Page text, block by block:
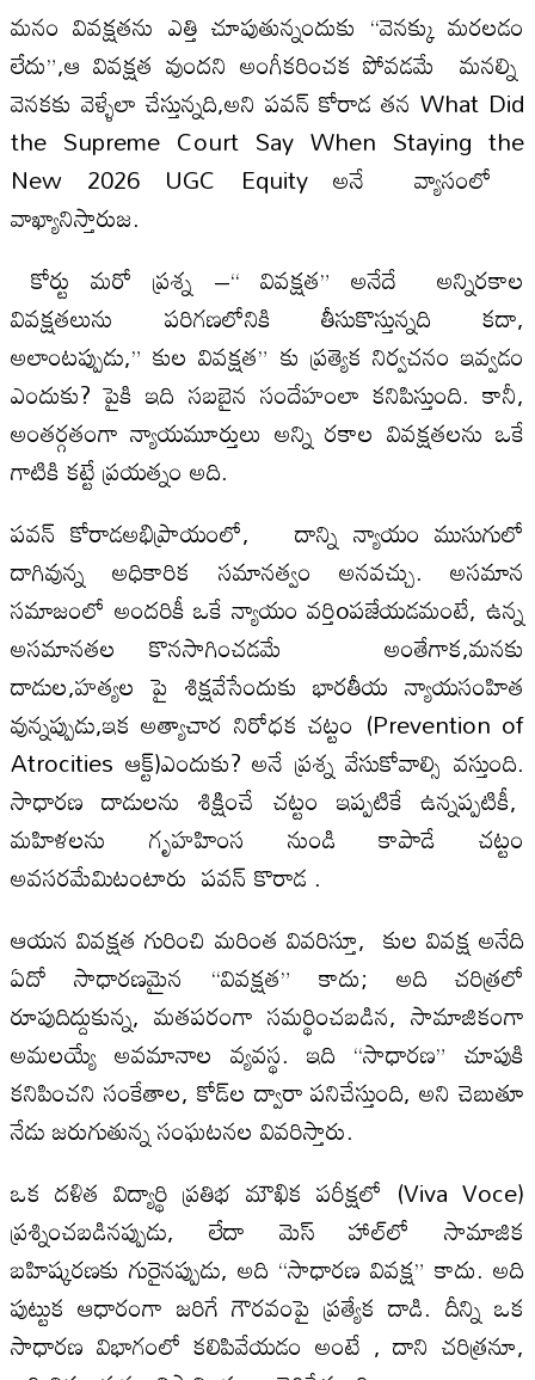
మనం వివక్షతను ఎత్తి చూపుతున్నందుకు “వెనక్కు మరలడం
లేదు”,ఆ వివక్షత వుందని అంగీకరించక పోవడమే మనల్ని
వెనకకు వెళ్ళేలా చేస్తున్నది,అని పవన్ కోరాడ తన What Did
the Supreme Court Say When Staying the
New 2026 UGC Equity అనే వ్యాసంలో
వాఖ్యానిస్తారుజ.
కోర్టు మరో ప్రశ్న –“ వివక్షత” అనేదే అన్నిరకాల
వివక్షతలును పరిగణలోనికి తీసుకొస్తున్నది కదా,
అలాంటప్పుడు,” కుల వివక్షత” కు ప్రత్యెక నిర్వచనం ఇవ్వడం
ఎందుకు? పైకి ఇది సబబైన సందేహంలా కనిపిస్తుంది. కానీ,
అంతర్గతంగా న్యాయమూర్తులు అన్ని రకాల వివక్షతలను ఒకే
గాటికి కట్టే ప్రయత్నం అది.
పవన్ కోరాడఅభిప్రాయంలో, దాన్ని న్యాయం ముసుగులో
దాగివున్న అధికారిక సమానత్వం అనవచ్చు. అసమాన
సమాజంలో అందరికీ ఒకే న్యాయం వర్తిoపజేయడమంటే, ఉన్న
అసమానతల కొనసాగించడమే అంతేగాక,మనకు
దాడుల,హత్యల పై శిక్షవేసేందుకు భారతీయ న్యాయసంహిత
వున్నప్పుడు,ఇక అత్యాచార నిరోధక చట్టం (Prevention of
Atrocities ఆక్ట్)ఎందుకు? అనే ప్రశ్న వేసుకోవాల్సి వస్తుంది.
సాధారణ దాడులను శిక్షించే చట్టం ఇప్పటికే ఉన్నప్పటికీ,
మహిళలను గృహహింస నుండి కాపాడే చట్టం
అవసరమేమిటంటారు పవన్ కొరాడ .
ఆయన వివక్షత గురించి మరింత వివరిస్తూ, కుల వివక్ష అనేది
ఏదో సాధారణమైన “వివక్షత” కాదు; అది చరిత్రలో
రూపుదిద్దుకున్న, మతపరంగా సమర్థించబడిన, సామాజికంగా
అమలయ్యే అవమానాల వ్యవస్థ. ఇది “సాధారణ” చూపుకి
కనిపించని సంకేతాల, కోడ్‌ల ద్వారా పనిచేస్తుంది, అని చెబుతూ
నేడు జరుగుతున్న సంఘటనల వివరిస్తారు.
ఒక దళిత విద్యార్థి ప్రతిభ మౌఖిక పరీక్షలో (Viva Voce)
ప్రశ్నించబడినప్పుడు, లేదా మెస్ హాల్‌లో సామాజిక
బహిష్కరణకు గురైనప్పుడు, అది “సాధారణ వివక్ష” కాదు. అది
పుట్టుక ఆధారంగా జరిగే గౌరవంపై ప్రత్యేక దాడి. దీన్ని ఒక
సాధారణ విభాగంలో కలిపివేయడం అంటే , దాని చరిత్రనూ,